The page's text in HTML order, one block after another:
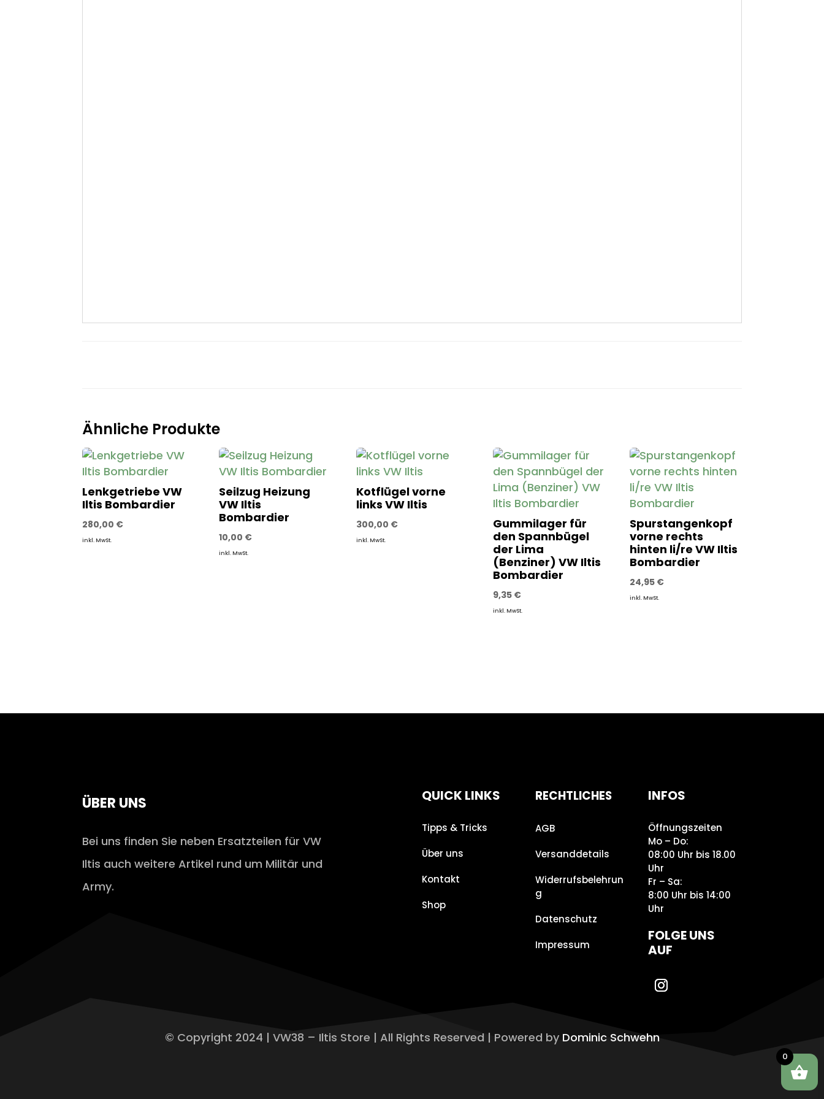
Ähnliche Produkte
Lenkgetriebe VW
Iltis Bombardier
280,00 €
inkl. MwSt.
Seilzug Heizung
VW Iltis
Bombardier
10,00 €
inkl. MwSt.
Kotflügel vorne
links VW Iltis
300,00 €
inkl. MwSt.
Gummilager für
den Spannbügel
der Lima
(Benziner) VW Iltis
Bombardier
9,35 €
inkl. MwSt.
Spurstangenkopf
vorne rechts
hinten li/re VW Iltis
Bombardier
24,95 €
inkl. MwSt.
ÜBER UNS
Bei uns finden Sie neben Ersatzteilen für VW
Iltis auch weitere Artikel rund um Militär und
Army.
QUICK LINKS
Tipps & Tricks
Über uns
Kontakt
Shop
RECHTLICHES
AGB
Versanddetails
Widerrufsbelehrun
g
Datenschutz
Impressum
INFOS
Öffnungszeiten
Mo – Do:
08:00 Uhr bis 18.00
Uhr
Fr – Sa:
8:00 Uhr bis 14:00
Uhr
FOLGE UNS
AUF
© Copyright 2024 | VW38 – Iltis Store | All Rights Reserved | Powered by Dominic Schwehn
0